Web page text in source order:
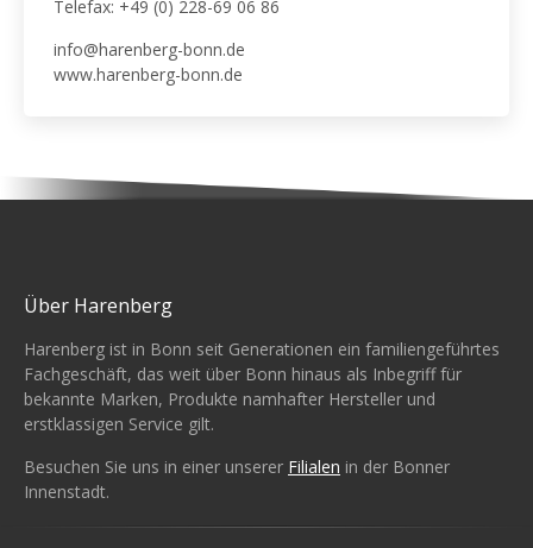
Telefax: +49 (0) 228-69 06 86
info@harenberg-bonn.de
www.harenberg-bonn.de
Über Harenberg
Harenberg ist in Bonn seit Generationen ein familiengeführtes
Fachgeschäft, das weit über Bonn hinaus als Inbegriff für
bekannte Marken, Produkte namhafter Hersteller und
erstklassigen Service gilt.
Besuchen Sie uns in einer unserer Filialen in der Bonner
Innenstadt.